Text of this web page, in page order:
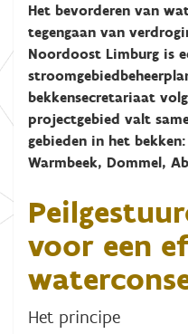
Het bevorderen van
tegengaan van
Noordoost Limburg is
bekkensecretariaat
projectgebied valt
gebieden in het
Warmbeek, Dommel,
voor een
Het principe